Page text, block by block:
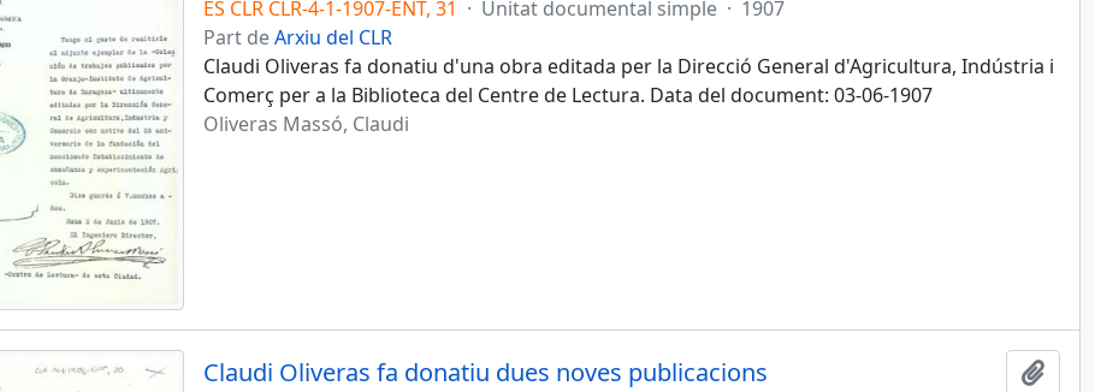
ES CLR CLR-4-1-1907-ENT, 31 · Unitat documental simple · 1907
Part deArxiu del CLR
Claudi Oliveras fa donatiu d'una obra editada per la Direcció General d'Agricultura, Indústria i
Comerç per a la Biblioteca del Centre de Lectura. Data del document: 03-06-1907
Oliveras Massó, Claudi
Claudi Oliveras fa donatiu dues noves publicacions